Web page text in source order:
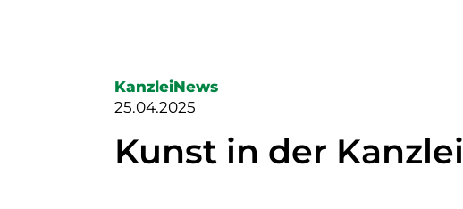
KanzleiNews
25.04.2025
Kunst in der Kanzlei